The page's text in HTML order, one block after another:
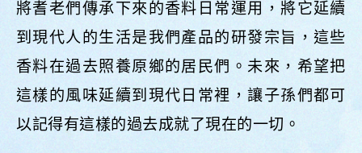
將耆老們傳承下來的香料日常運用，將它延續
到現代人的生活是我們產品的研發宗旨，這些
香料在過去照養原鄉的居民們。未來，希望把
這樣的風味延續到現代日常裡，讓子孫們都可
以記得有這樣的過去成就了現在的一切。